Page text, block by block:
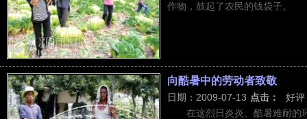
作物，鼓起了农民的钱袋子。
向酷暑中的劳动者致敬
日期：2009-07-13 点击：
好评
在这烈日炎炎、酷暑难耐的